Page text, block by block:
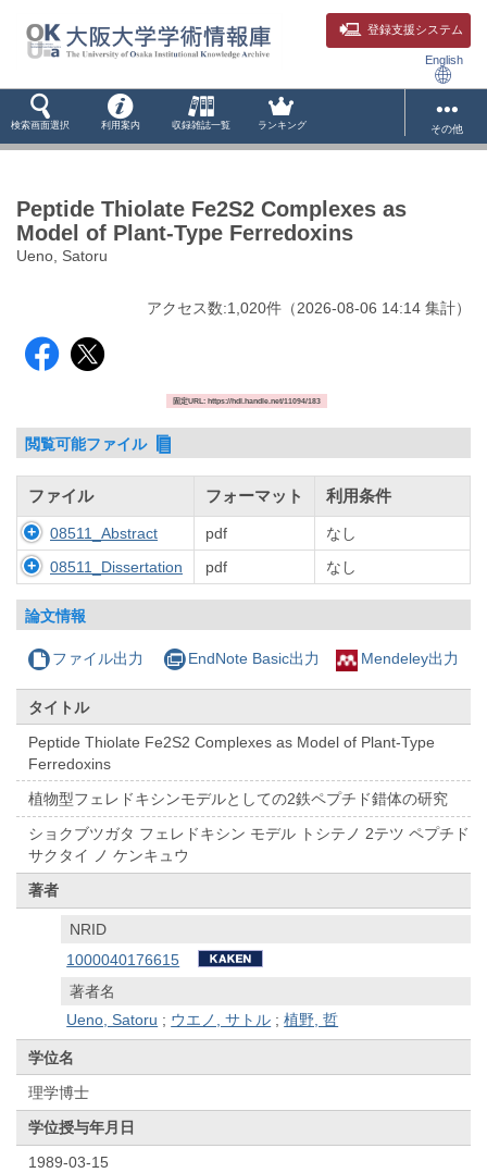
登録支援システム
English
検索画面選択 利用案内 収録雑誌一覧 ランキング その他
Peptide Thiolate Fe2S2 Complexes as
Model of Plant-Type Ferredoxins
Ueno, Satoru
アクセス数:1,020件 （2026-08-06 14:14 集計）
固定URL: https://hdl.handle.net/11094/183
閲覧可能ファイル
ファイル フォーマット 利用条件
08511_Abstract pdf
なし
08511_Dissertation
pdf なし
論文情報
ファイル出力 EndNote Basic出力 Mendeley出力
タイトル
Peptide Thiolate Fe2S2 Complexes as Model of Plant-Type
Ferredoxins
植物型フェレドキシンモデルとしての2鉄ペプチド錯体の研究
ショクブツガタ フェレドキシン モデル トシテノ 2テツ ペプチド
サクタイ ノ ケンキュウ
著者
NRID
1000040176615
著者名
Ueno, Satoru ; ウエノ, サトル ;植野, 哲
学位名
理学博士
学位授与年月日
1989-03-15